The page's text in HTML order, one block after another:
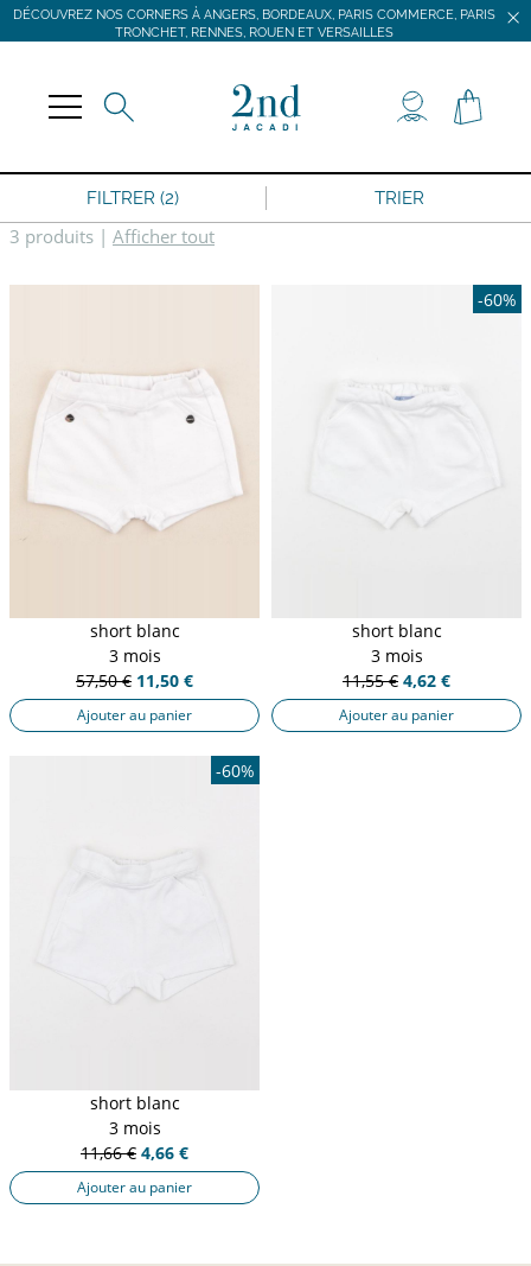
DÉCOUVREZ NOS CORNERS À ANGERS, BORDEAUX, PARIS COMMERCE, PARIS
TRONCHET, RENNES, ROUEN ET VERSAILLES
DÉCOUVREZ NOS CORNERS À ANGERS, BORDEAUX, PARIS COMMERCE, PARIS
TRONCHET, RENNES, ROUEN ET VERSAILLES
FILTRER (2) TRIER
3 produits | Afficher tout
short blanc
3 mois
57,50 € 11,50 €
Ajouter au panier
-60%
short blanc
3 mois
11,55 € 4,62 €
Ajouter au panier
-60%
short blanc
3 mois
11,66 € 4,66 €
Ajouter au panier